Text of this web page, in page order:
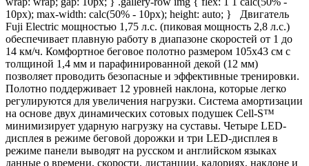
10px); max-width: calc(50% - 10px); height: auto; } Двигатель
Fuji Electric мощностью 1,75 л.с. (пиковая мощность 2,8 л.с.)
обеспечивает плавную работу в диапазоне скоростей от 1 до
14 км/ч. Комфортное беговое полотно размером 105х43 см с
толщиной 1,4 мм и парафинированной декой (12 мм)
позволяет проводить безопасные и эффективные тренировки.
Полотно поддерживает 12 уровней наклона, которые легко
регулируются для увеличения нагрузки. Система амортизации
на основе двух динамических сотовых подушек Cell-S™
минимизирует ударную нагрузку на суставы. Четыре LED-
дисплея в режиме беговой дорожки и три LED-дисплея в
режиме панели выводят на русском и английском языках
данные о времени, скорости, дистанции, калориях, наклоне и